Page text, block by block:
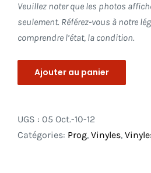
Veuillez noter que les photos
seulement. Référez-vous à notre
comprendre l’état, la condition.
Ajouter au panier
UGS : 05 Oct.-10-12
Catégories: Prog, Vinyles,